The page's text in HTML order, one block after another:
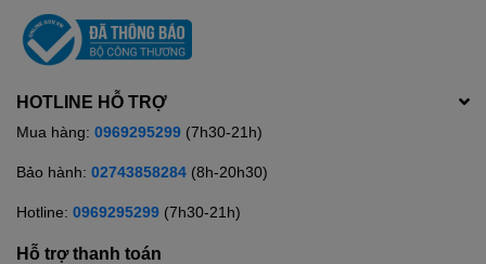
HOTLINE HỖ TRỢ
Mua hàng: 0969295299 (7h30-21h)
Bảo hành: 02743858284 (8h-20h30)
Hotline: 0969295299 (7h30-21h)
Hỗ trợ thanh toán